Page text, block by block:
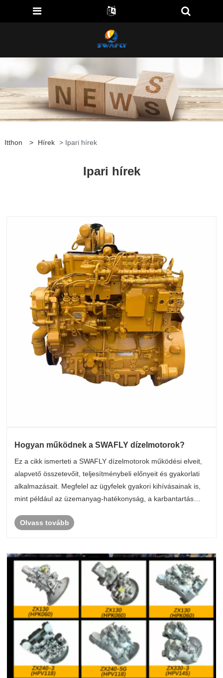
Itthon > Hírek > Ipari hírek
Ipari hírek
Hogyan működnek a SWAFLY dízelmotorok?
Ez a cikk ismerteti a SWAFLY dízelmotorok működési elveit,
alapvető összetevőit, teljesítménybeli előnyeit és gyakorlati
alkalmazásait. Megfelel az ügyfelek gyakori kihívásainak is,
mint például az üzemanyag-hatékonyság, a karbantartás
környezetben. ......
Olvass tovább